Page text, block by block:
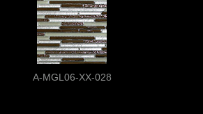
A-MGL06-XX-028